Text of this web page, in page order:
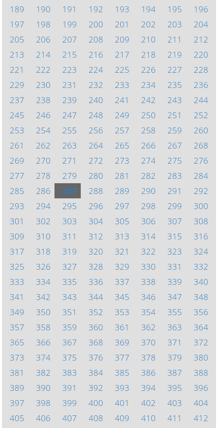
189
190 191 192 193 194 195
196
197
198 199 200 201 202 203
204
205
206 207 208 209 210 211
212
213
214 215 216 217 218 219
220
221
222 223 224 225 226 227
228
229
230 231 232 233 234 235
236
237
238 239 240 241 242 243
244
245
246 247 248 249 250 251
252
253
254 255 256 257 258 259
260
261
262 263 264 265 266 267
268
269
270 271 272 273 274 275
276
277
278 279 280 281 282 283
284
285
286 287 288 289 290 291
292
293
294 295 296 297 298 299
300
301
302 303 304 305 306 307
308
309
310 311 312 313 314 315
316
317
318 319 320 321 322 323
324
325
326 327 328 329 330 331
332
333
334 335 336 337 338 339
340
341
342 343 344 345 346 347
348
349
350 351 352 353 354 355
356
357
358 359 360 361 362 363
364
365
366 367 368 369 370 371
372
373
374 375 376 377 378 379
380
381
382 383 384 385 386 387
388
389
390 391 392 393 394 395
396
397
398 399 400 401 402 403
404
405
406 407 408 409 410 411
412